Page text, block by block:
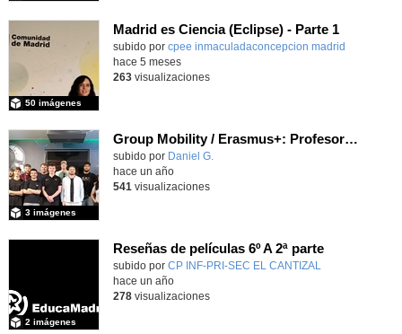
Madrid es Ciencia (Eclipse) - Parte 1
subido por cpee inmaculadaconcepcion madrid
50 imágenes
hace 5 meses
263visualizaciones
Group Mobility / Erasmus+: Profesorado y alumnado del centro RBZ Technik de Kiel (Alemania) visita el IES Luis Vives.
subido por Daniel G.
3 imágenes
hace un año
541 visualizaciones
Reseñas de películas 6º A 2ª parte
Contenido educativo.
subido por CP INF-PRI-SEC EL CANTIZAL
2 imágenes
hace un año
278visualizaciones